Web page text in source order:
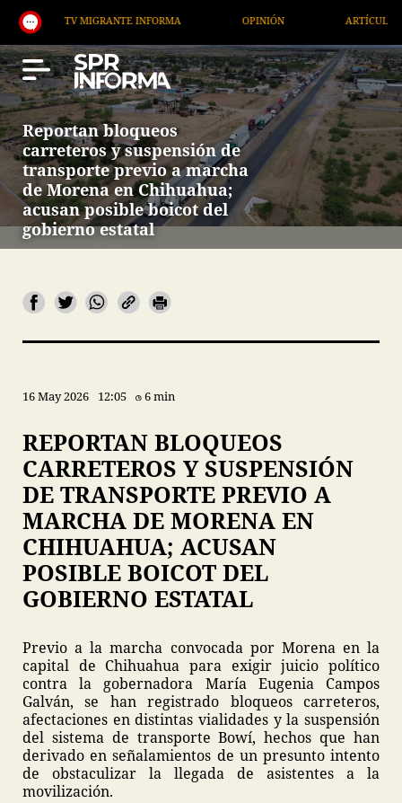
MIGRANTE INFORMA OPINIÓN ARTÍCULOS
Reportan bloqueos
carreteros y suspensión de
transporte previo a marcha
de Morena en Chihuahua;
acusan posible boicot del
gobierno estatal
16 May 2026 12:05 6 min
REPORTAN BLOQUEOS
CARRETEROS Y SUSPENSIÓN
DE TRANSPORTE PREVIO A
MARCHA DE MORENA EN
CHIHUAHUA; ACUSAN
POSIBLE BOICOT DEL
GOBIERNO ESTATAL
Previo a la marcha convocada por Morena en la
capital de Chihuahua para exigir juicio político
contra la gobernadora María Eugenia Campos
Galván, se han registrado bloqueos carreteros,
afectaciones en distintas vialidades y la suspensión
del sistema de transporte Bowí, hechos que han
derivado en señalamientos de un presunto intento
de obstaculizar la llegada de asistentes a la
movilización.